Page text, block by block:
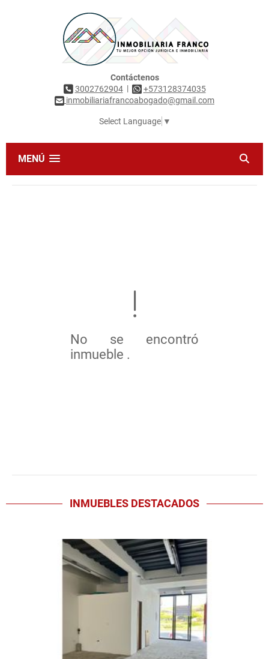
Contáctenos
3002762904|
+573128374035
inmobiliariafrancoabogado@gmail.com
Select Language ▼
MENÚ
No se encontró
inmueble .
INMUEBLES DESTACADOS